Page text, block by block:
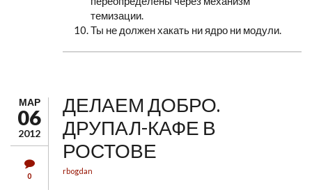
темизации.
Ты не должен хакать ни ядро ни модули.
МАР
06
2012
0
ДЕЛАЕМ ДОБРО.
ДРУПАЛ-КАФЕ В
РОСТОВЕ
rbogdan